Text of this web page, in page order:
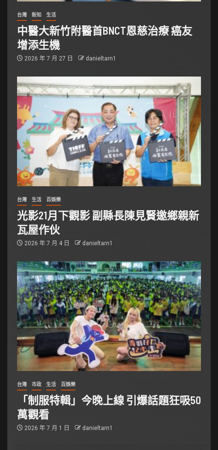
台灣 新知 生活
中醫大新竹附醫首BNCT恩慈治療 癌友
增添生機
2026 年 7 月 27 日 danieltarn1
台灣 生活 百娛樂
光影21月下觀影 副縣長陳見賢邀鄉親新
瓦屋作伙
2026 年 7 月 4 日 danieltarn1
台灣 市政 生活 百娛樂
「制服特輯」今晚上線 引爆話題狂吸50
萬觀看
2026 年 7 月 1 日 danieltarn1